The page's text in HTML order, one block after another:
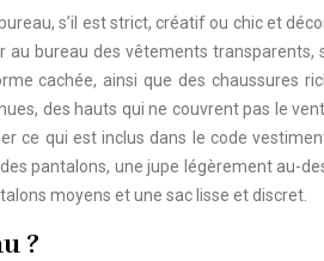
s’il est strict, créatif ou chic et
bureau des vêtements transparents,
cachée, ainsi que des chaussures
des hauts qui ne couvrent pas le
ce qui est inclus dans le code
pantalons, une jupe légèrement au-
moyens et une sac lisse et discret.
?